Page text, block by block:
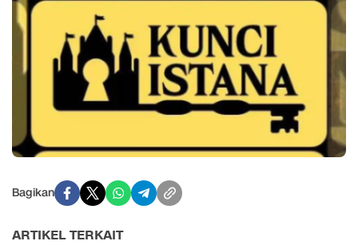
Bagikan
ARTIKEL TERKAIT